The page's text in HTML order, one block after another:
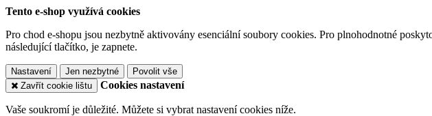
Tento e-shop využívá cookies
Pro chod e-shopu jsou nezbytně aktivovány esenciální soubory cookies. Pro plnohodnotné
následující tlačítko, je zapnete.
Nastavení Jen nezbytné
Povolit vše
Zavřít cookie lištu
Cookies nastavení
Vaše soukromí je důležité. Můžete si vybrat nastavení cookies níže.